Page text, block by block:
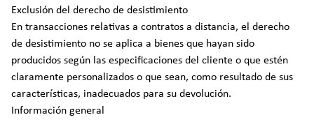
Exclusión del derecho de desistimiento
En transacciones relativas a contratos a distancia, el derecho
de desistimiento no se aplica a bienes que hayan sido
producidos según las especificaciones del cliente o que estén
claramente personalizados o que sean, como resultado de sus
características, inadecuados para su devolución.
Información general